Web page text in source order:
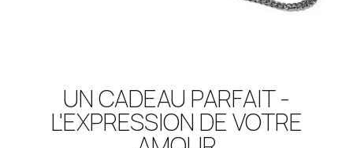
UN CADEAU PARFAIT -
L'EXPRESSION DE VOTRE